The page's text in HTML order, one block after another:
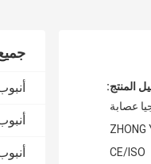
المنتج:
عصابة
ZHONG
CE/ISO